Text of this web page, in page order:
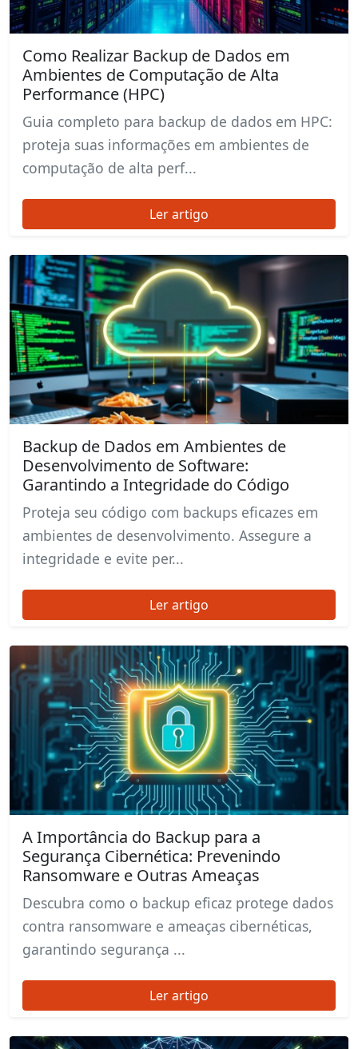
Como Realizar Backup de Dados em
Ambientes de Computação de Alta
Performance (HPC)
Guia completo para backup de dados em HPC:
proteja suas informações em ambientes de
computação de alta perf...
Ler artigo
Backup de Dados em Ambientes de
Desenvolvimento de Software:
Garantindo a Integridade do Código
Proteja seu código com backups eficazes em
ambientes de desenvolvimento. Assegure a
integridade e evite per...
Ler artigo
A Importância do Backup para a
Segurança Cibernética: Prevenindo
Ransomware e Outras Ameaças
Descubra como o backup eficaz protege dados
contra ransomware e ameaças cibernéticas,
garantindo segurança ...
Ler artigo